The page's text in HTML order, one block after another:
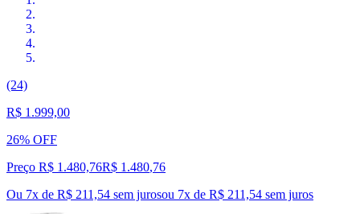
(24)
R$ 1.999,00
26% OFF
Preço R$ 1.480,76R$ 1.480,76
Ou 7x de R$ 211,54 sem jurosou 7x de R$ 211,54 sem juros